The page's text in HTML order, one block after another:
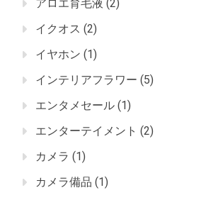
アロエ育毛液 (2)
イクオス (2)
イヤホン (1)
インテリアフラワー (5)
エンタメセール (1)
エンターテイメント (2)
カメラ (1)
カメラ備品 (1)